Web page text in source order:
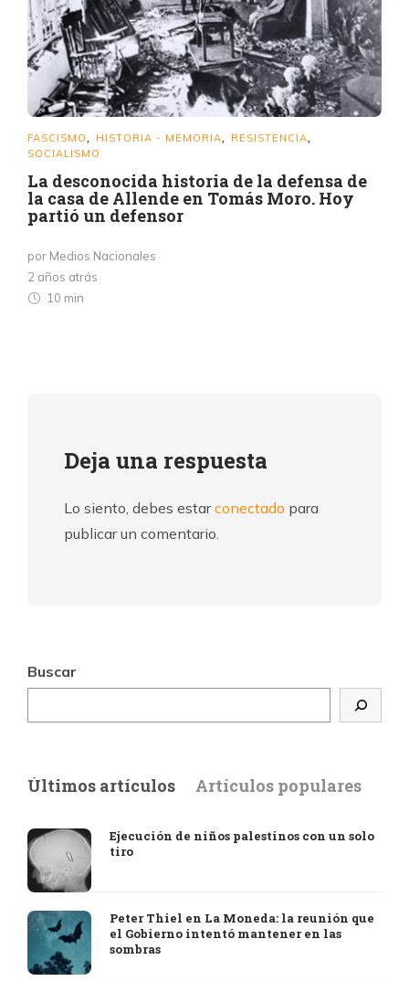
FASCISMO, HISTORIA - MEMORIA, RESISTENCIA,
SOCIALISMO
La desconocida historia de la defensa de
la casa de Allende en Tomás Moro. Hoy
partió un defensor
por Medios Nacionales
2 años atrás
10 min
Deja una respuesta
Lo siento, debes estarconectado para
publicar un comentario.
Buscar
Últimos artículos Artículos populares
Ejecución de niños palestinos con un solo
tiro
Peter Thiel en La Moneda: la reunión que
el Gobierno intentó mantener en las
sombras